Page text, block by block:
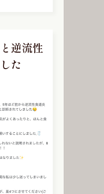
逆流性
た